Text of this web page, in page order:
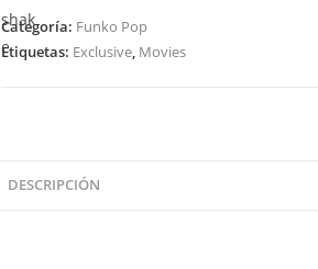
Warner
Bros
CHASE
Categoría: Funko Pop
Etiquetas: Exclusive, Movies
DESCRIPCIÓN